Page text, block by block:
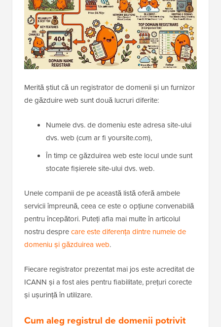
Merită știut că un registrator de domenii și un furnizor
de găzduire web sunt două lucruri diferite:
Numele dvs. de domeniu este adresa site-ului
dvs. web (cum ar fi yoursite.com),
În timp ce găzduirea web este locul unde sunt
stocate fișierele site-ului dvs. web.
Unele companii de pe această listă oferă ambele
servicii împreună, ceea ce este o opțiune convenabilă
pentru începători. Puteți afla mai multe în articolul
nostru desprecare este diferența dintre numele de
domeniu și găzduirea web.
Fiecare registrator prezentat mai jos este acreditat de
ICANN și a fost ales pentru fiabilitate, prețuri corecte
și ușurință în utilizare.
Cum aleg registrul de domenii potrivit